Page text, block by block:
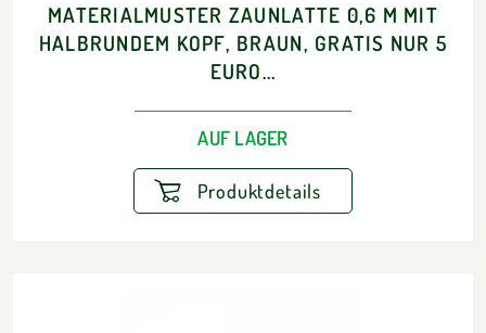
MATERIALMUSTER ZAUNLATTE 0,6 M MIT
HALBRUNDEM KOPF, BRAUN, GRATIS NUR 5
EURO...
AUF LAGER
Produktdetails